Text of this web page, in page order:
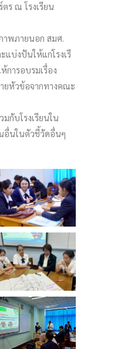
ร ณ โรงเรียน
าพภายนอก สมศ.
แบ่งปันให้แก่โรงเรี
การอบรมเรื่อง
ยหัวข้อจากทางคณะ
กับโรงเรียนใน
นอื่นในตัวชี้วัดอื่นๆ